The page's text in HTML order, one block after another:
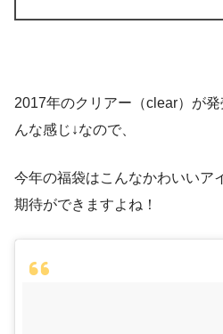
2017年のクリアー（clear）が
んな感じ↓なので、
今年の福袋はこんなかわいいア
期待ができますよね！